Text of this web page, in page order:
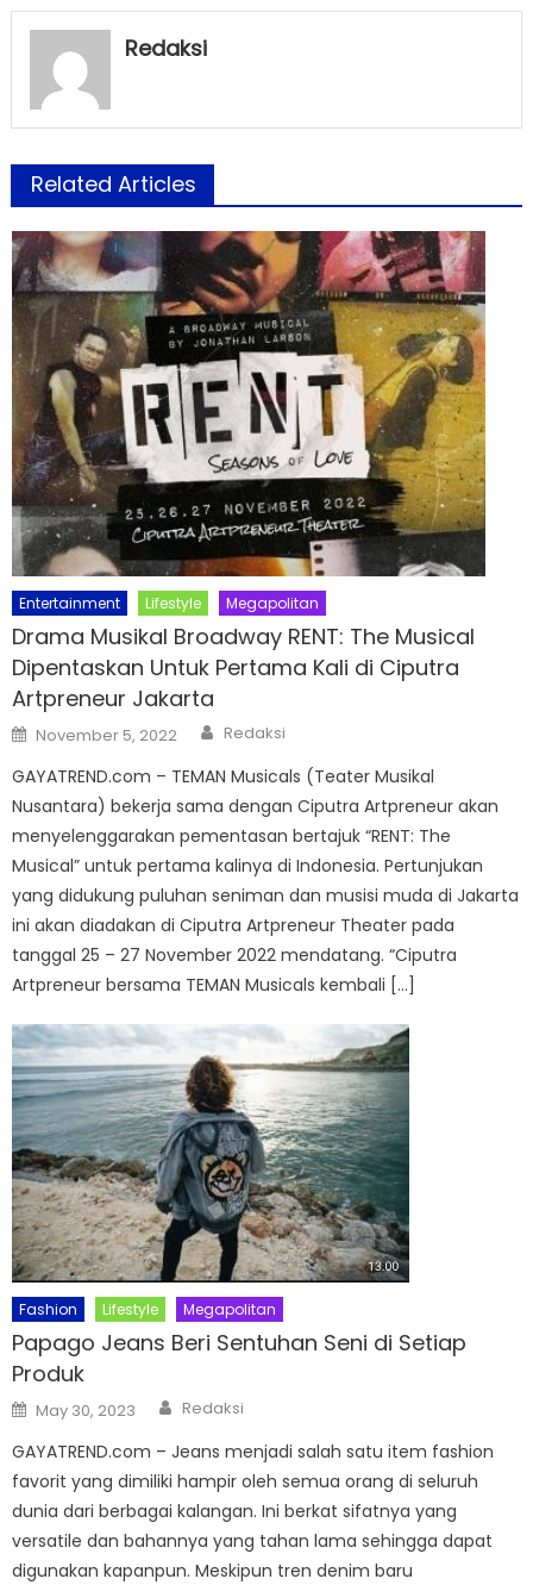
Redaksi
Related Articles
Entertainment Lifestyle Megapolitan
Drama Musikal Broadway RENT: The Musical
Dipentaskan Untuk Pertama Kali di Ciputra
Artpreneur Jakarta
Posted
on
November 5, 2022 Author
Redaksi
GAYATREND.com – TEMAN Musicals (Teater Musikal
Nusantara) bekerja sama dengan Ciputra Artpreneur akan
menyelenggarakan pementasan bertajuk “RENT: The
Musical” untuk pertama kalinya di Indonesia. Pertunjukan
yang didukung puluhan seniman dan musisi muda di Jakarta
ini akan diadakan di Ciputra Artpreneur Theater pada
tanggal 25 – 27 November 2022 mendatang. “Ciputra
Artpreneur bersama TEMAN Musicals kembali […]
Fashion Lifestyle Megapolitan
Papago Jeans Beri Sentuhan Seni di Setiap
Produk
Posted
on
May 30, 2023 Author
Redaksi
GAYATREND.com – Jeans menjadi salah satu item fashion
favorit yang dimiliki hampir oleh semua orang di seluruh
dunia dari berbagai kalangan. Ini berkat sifatnya yang
versatile dan bahannya yang tahan lama sehingga dapat
digunakan kapanpun. Meskipun tren denim baru